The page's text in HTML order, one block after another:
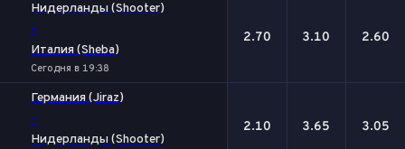
Нидерланды (Shooter)
-
Италия (Sheba)
Сегодня в 19:38
2.70 3.10 2.60
Германия (Jiraz)
-
Нидерланды (Shooter)
2.10 3.65 3.05